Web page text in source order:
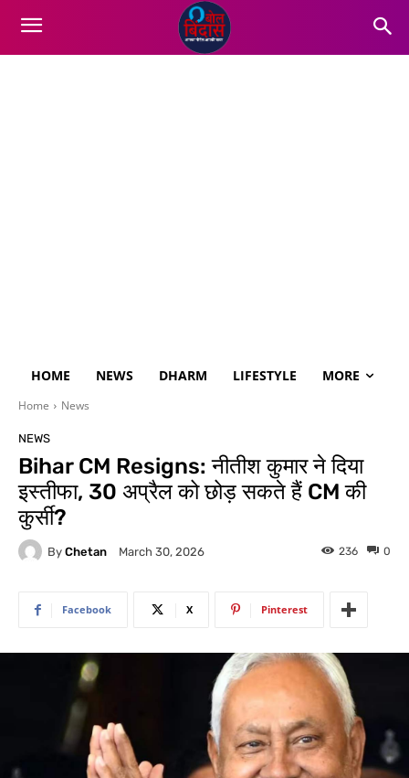
HOME NEWS DHARM LIFESTYLE MORE
Home News
NEWS
Bihar CM Resigns: नीतीश कुमार ने दिया
इस्तीफा, 30 अप्रैल को छोड़ सकते हैं CM की
कुर्सी?
By Chetan March 30, 2026 0
236
Facebook X Pinterest